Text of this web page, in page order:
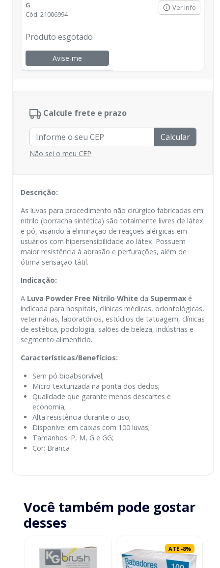
G
Cód. 21006994
Ver info
Produto esgotado
Avise-me
Calcule frete e prazo
Calcular
Não sei o meu CEP
Descrição:
As luvas para procedimento não cirúrgico fabricadas em
nitrilo (borracha sintética) são totalmente livres de látex
e pó, visando à eliminação de reações alérgicas em
usuários com hipersensibilidade ao látex. Possuem
maior resistência à abrasão e perfurações, além de
ótima sensação tátil.
Indicação:
A Luva Powder Free Nitrilo White da Supermax é
indicada para hospitais, clínicas médicas, odontológicas,
veterinárias, laboratórios, estúdios de tatuagem, clínicas
de estética, podologia, salões de beleza, indústrias e
segmento alimentício.
Características/Benefícios:
Sem pó bioabsorvível;
Micro texturizada na ponta dos dedos;
Qualidade que garante menos descartes e
economia;
Alta resistência durante o uso;
Disponível em caixas com 100 luvas;
Tamanhos: P, M, G e GG;
Cor: Branca
Você também pode gostar
desses
ATÉ -8%